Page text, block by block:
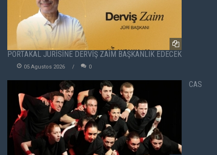
PORTAKAL JÜRİSİNE DERVİŞ ZAİM BAŞKANLIK EDECEK
05 Agustos 2026 0
CAS